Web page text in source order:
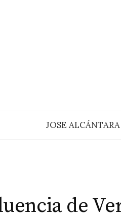
JOSE ALCÁNTARA
de